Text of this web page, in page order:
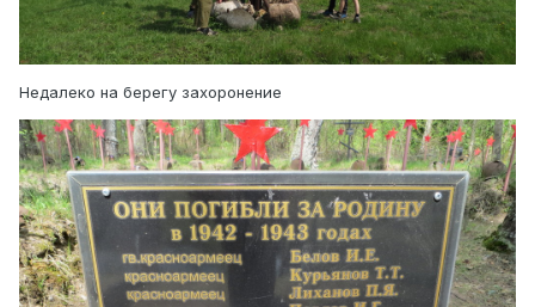
Недалеко на берегу захоронение